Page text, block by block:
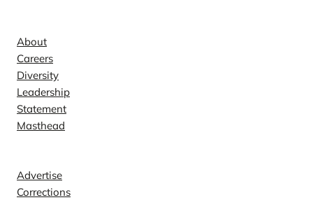
About
Careers
Diversity
Leadership
Statement
Masthead
Advertise
Corrections